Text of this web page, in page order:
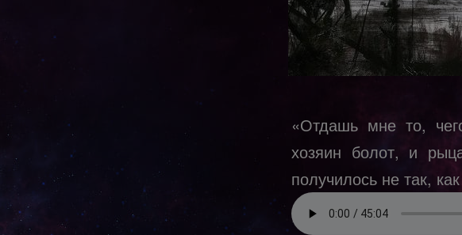
«Отдашь мне то,
хозяин болот, и
получилось не так,